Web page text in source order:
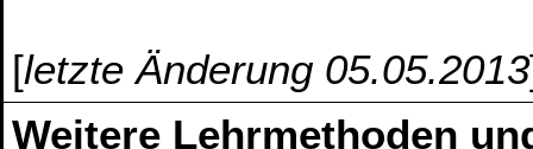
[letzte Änderung 05.05.2013
Weitere Lehrmethoden